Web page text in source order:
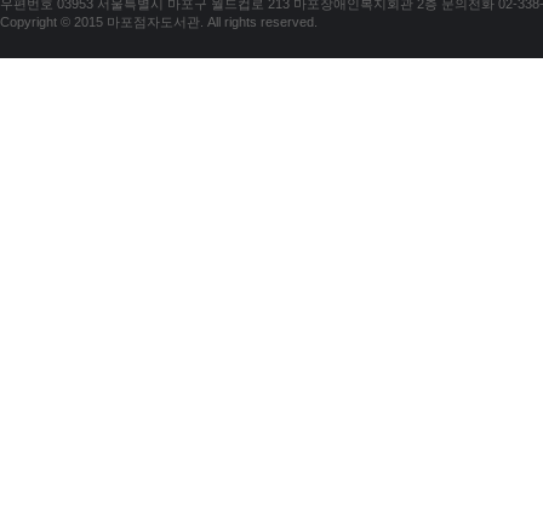
우편번호 03953 서울특별시 마포구 월드컵로 213 마포장애인복지회관 2층 문의전화 02-
Copyright © 2015 마포점자도서관. All rights reserved.